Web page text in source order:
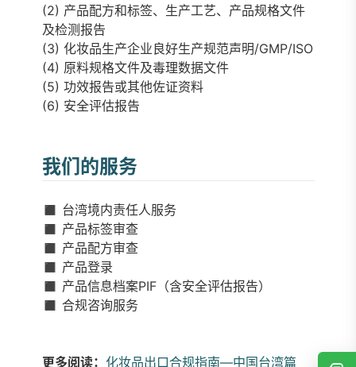
(2) 产品配方和标签、生产工艺、产品规格文件
及检测报告
(3) 化妆品生产企业良好生产规范声明/GMP/ISO
(4) 原料规格文件及毒理数据文件
(5) 功效报告或其他佐证资料
(6) 安全评估报告
我们的服务
◼️ 台湾境内责任人服务
◼️ 产品标签审查
◼️ 产品配方审查
◼️ 产品登录
◼️ 产品信息档案PIF（含安全评估报告）
◼️ 合规咨询服务
更多阅读： 化妆品出口合规指南—中国台湾篇